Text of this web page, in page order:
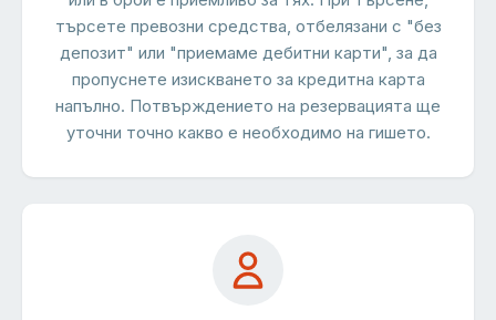
търсете превозни средства, отбелязани с "без
депозит" или "приемаме дебитни карти", за да
пропуснете изискването за кредитна карта
напълно. Потвърждението на резервацията ще
уточни точно какво е необходимо на гишето.